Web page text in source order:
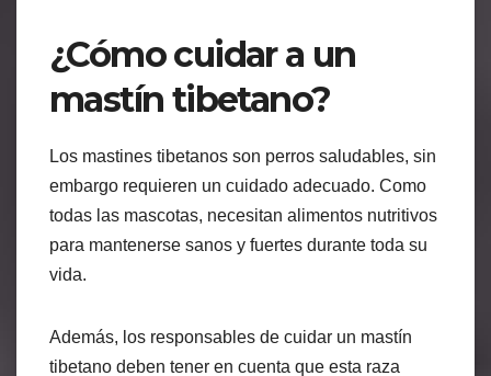
¿Cómo cuidar a un
mastín tibetano?
Los mastines tibetanos son perros saludables, sin
embargo requieren un cuidado adecuado. Como
todas las mascotas, necesitan alimentos nutritivos
para mantenerse sanos y fuertes durante toda su
vida.
Además, los responsables de cuidar un mastín
tibetano deben tener en cuenta que esta raza